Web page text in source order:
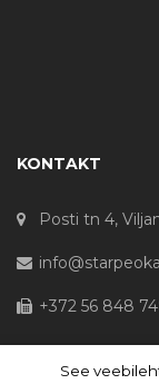
KONTAKT
Posti tn 4,
+372 56 848
See